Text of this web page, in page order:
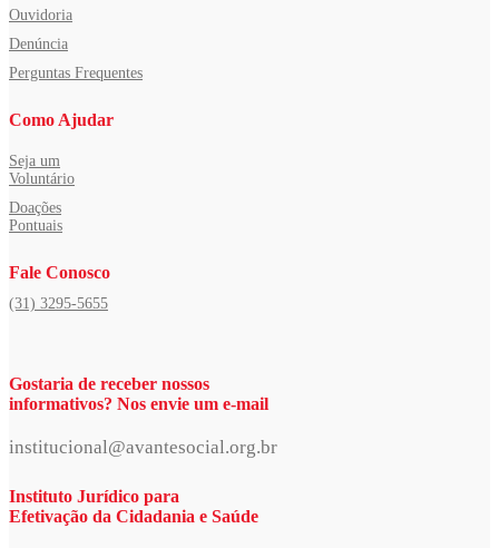
Ouvidoria
Denúncia
Perguntas Frequentes
Como Ajudar
Seja um
Voluntário
Doações
Pontuais
Fale Conosco
(31) 3295-5655
Gostaria de receber nossos
informativos? Nos envie um e-mail
institucional@avantesocial.org.br
Instituto Jurídico para
Efetivação da Cidadania e Saúde